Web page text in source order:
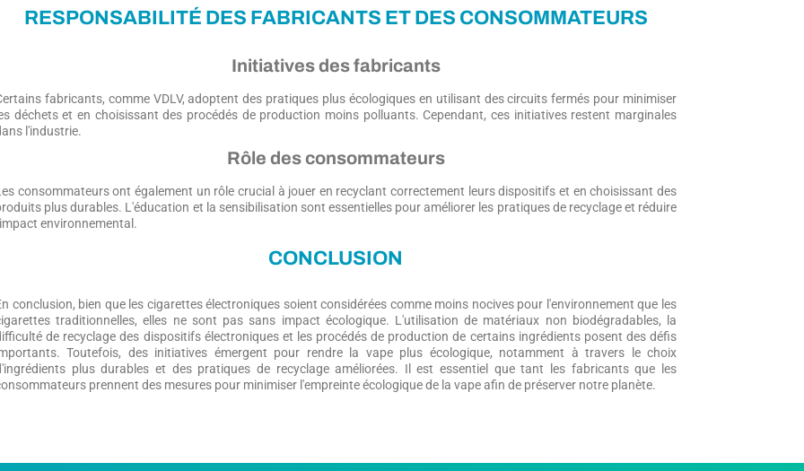
RESPONSABILITÉ DES FABRICANTS ET DES CONSOMMATEURS
Initiatives des fabricants
fabricants, comme VDLV, adoptent des pratiques plus écologiques en utilisant des circuits fermés pour minimiser
déchets et en choisissant des procédés de production moins polluants. Cependant, ces initiatives restent marginales
l'industrie.
Rôle des consommateurs
consommateurs ont également un rôle crucial à jouer en recyclant correctement leurs dispositifs et en choisissant des
plus durables. L'éducation et la sensibilisation sont essentielles pour améliorer les pratiques de recyclage et réduire
environnemental.
CONCLUSION
conclusion, bien que les cigarettes électroniques soient considérées comme moins nocives pour l'environnement que les
traditionnelles, elles ne sont pas sans impact écologique. L'utilisation de matériaux non biodégradables, la
de recyclage des dispositifs électroniques et les procédés de production de certains ingrédients posent des défis
Toutefois, des initiatives émergent pour rendre la vape plus écologique, notamment à travers le choix
plus durables et des pratiques de recyclage améliorées. Il est essentiel que tant les fabricants que les
prennent des mesures pour minimiser l'empreinte écologique de la vape afin de préserver notre planète.